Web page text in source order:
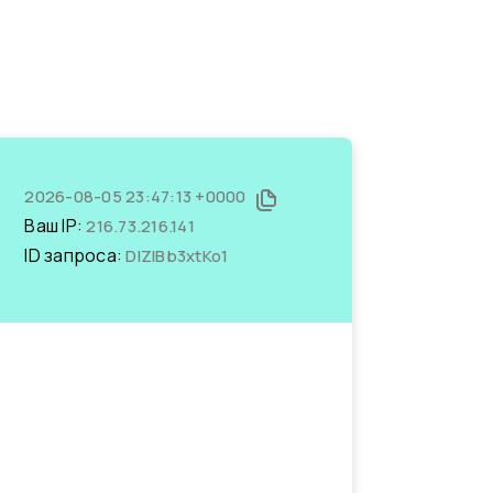
2026-08-05 23:47:13 +0000
Ваш IP:216.73.216.141
ID запроса:DlZIBb3xtKo1